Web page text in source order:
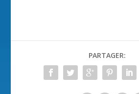
PARTAGER: